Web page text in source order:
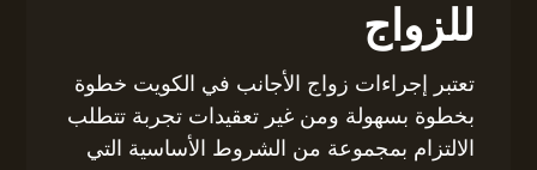
للزواج
تعتبر إجراءات زواج الأجانب في الكويت خطوة
بخطوة بسهولة ومن غير تعقيدات تجربة تتطلب
الالتزام بمجموعة من الشروط الأساسية التي